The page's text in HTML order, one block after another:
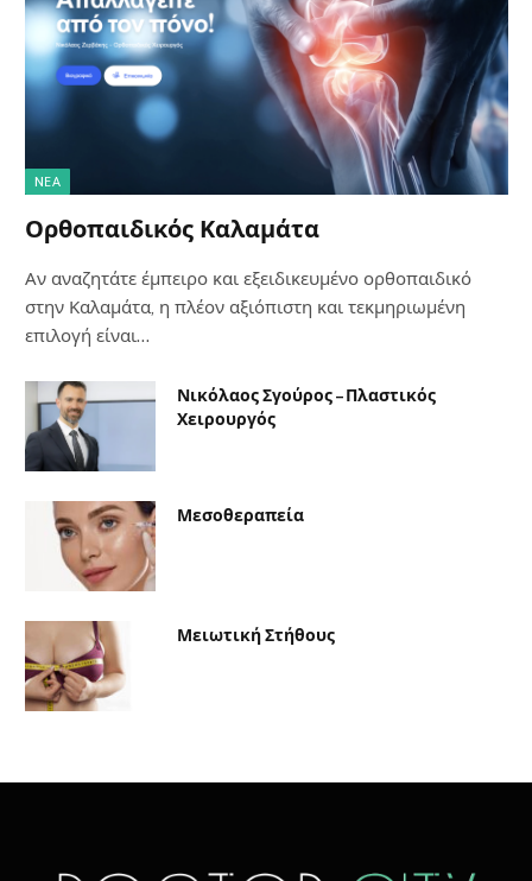
NΈΑ
Ορθοπαιδικός Καλαμάτα
Αν αναζητάτε έμπειρο και εξειδικευμένο ορθοπαιδικό
στην Καλαμάτα, η πλέον αξιόπιστη και τεκμηριωμένη
επιλογή είναι…
Νικόλαος Σγούρος – Πλαστικός
Χειρουργός
Μεσοθεραπεία
Μειωτική Στήθους